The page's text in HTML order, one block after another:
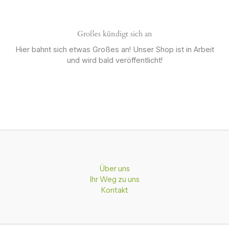
Großes kündigt sich an
Hier bahnt sich etwas Großes an! Unser Shop ist in Arbeit
und wird bald veröffentlicht!
Über uns
Ihr Weg zu uns
Kontakt